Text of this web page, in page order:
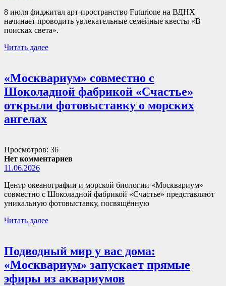
8 июля фиджитал арт-пространство Futurione на ВДНХ
начинает проводить увлекательные семейные квесты «В
поисках света».
Читать далее
«Москвариум» совместно с
Шоколадной фабрикой «Счастье»
открыли фотовыставку о морских
ангелах
Просмотров: 36
Нет комментариев
11.06.2026
Центр океанографии и морской биологии «Москвариум»
совместно с Шоколадной фабрикой «Счастье» представляют
уникальную фотовыставку, посвящённую
Читать далее
Подводный мир у вас дома:
«Москвариум» запускает прямые
эфиры из аквариумов